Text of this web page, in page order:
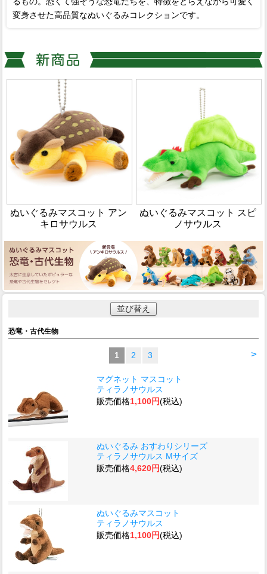
変身させた高品質なぬいぐるみコレクションです。
ぬいぐるみマスコット アン
キロサウルス
ぬいぐるみマスコット スピ
ノサウルス
並び替え
恐竜・古代生物
>
1 2 3
マグネット マスコット
ティラノサウルス
販売価格1,100円(税込)
ぬいぐるみ おすわりシリーズ
ティラノサウルス Mサイズ
販売価格4,620円(税込)
ぬいぐるみマスコット
ティラノサウルス
販売価格1,100円(税込)